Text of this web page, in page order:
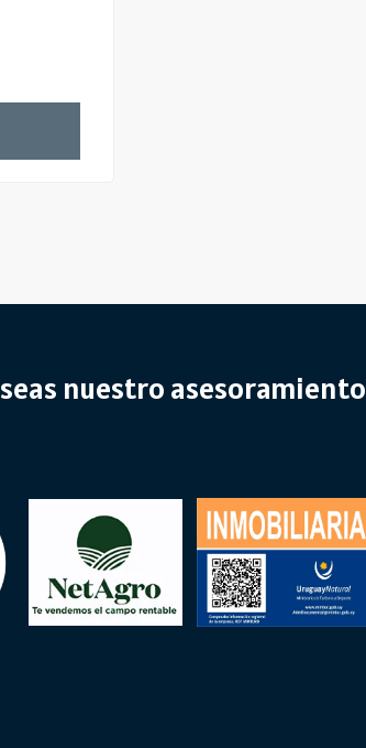
nuestro asesoramiento